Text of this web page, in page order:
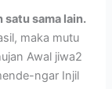
sama lain.
maka mutu
Awal jiwa2
ngar Injil